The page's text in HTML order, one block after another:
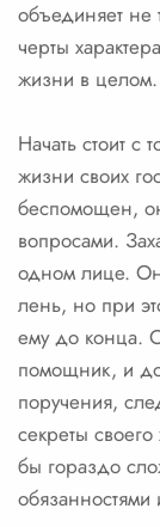
объединяет не
черты
жизни в целом.
Начать стоит с
жизни своих
беспомощен,
вопросами.
одном лице. Он
лень, но при
ему до конца.
помощник, и
поручения,
секреты
бы гораздо
обязанностями